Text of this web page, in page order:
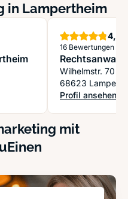
in Lampertheim
4,8
16 Bewertungen
Rechtsanwalt
Wilhelmstr. 70
68623
Profil ansehen
: Rechtsanwalt
mit